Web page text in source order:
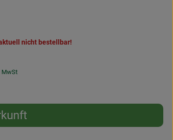
nicht bestellbar!
MwSt